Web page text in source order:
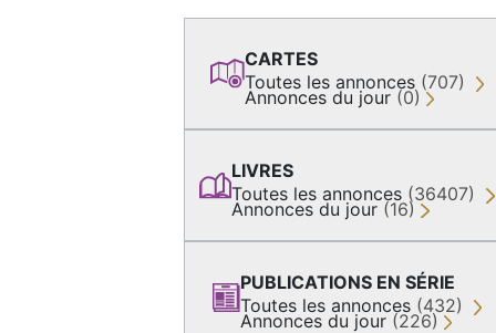
CARTES
Toutes les annonces (707)
Annonces du jour (0)
LIVRES
Toutes les annonces (36407)
Annonces du jour (16)
PUBLICATIONS EN SÉRIE
Toutes les annonces (432)
Annonces du jour (226)